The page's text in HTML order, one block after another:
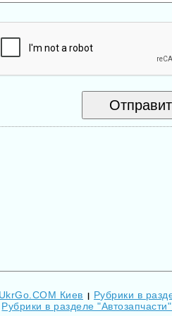
Киев
Рубрики в
Рубрики в разделе